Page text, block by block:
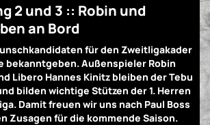
2 und 3 :: Robin und
an Bord
für den Zweitligakader
bekanntgeben. Außenspieler Robin
Libero Hannes Kinitz bleiben der Tebu
bilden wichtige Stützen der 1. Herren
Damit freuen wir uns nach Paul Boss
Zusagen für die kommende Saison.